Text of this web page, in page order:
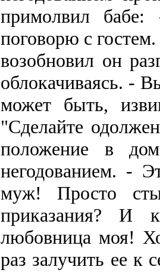
примолвил
поговорю с
возобновил он
облокачиваясь. -
может быть,
"Сделайте
положение в
негодованием. -
муж! Просто
приказания?
любовница моя!
раз залучить ее к